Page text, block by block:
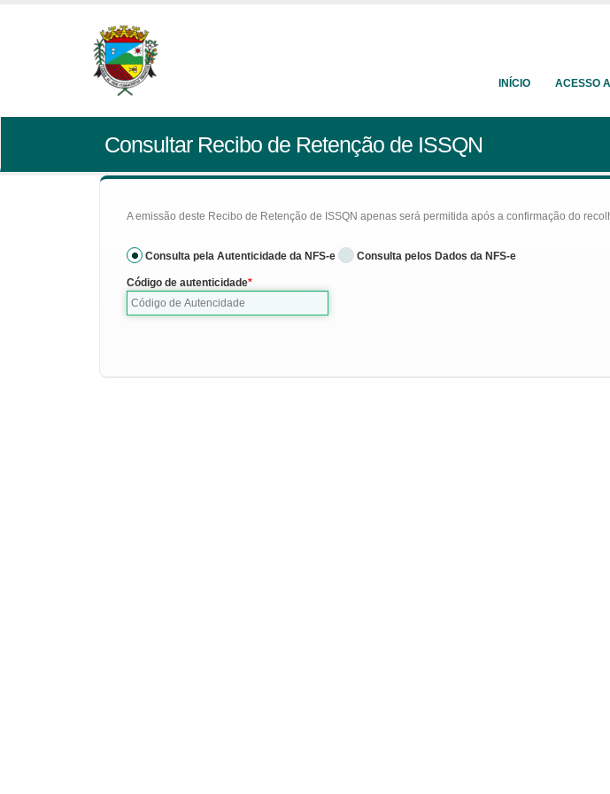
INÍCIO ACESSO
Consultar Recibo de Retenção de ISSQN
A emissão deste Recibo de Retenção de ISSQN apenas será permitida após a confirmação do
Consulta pela Autenticidade da NFS-e Consulta pelos Dados da NFS-e
Código de autenticidade